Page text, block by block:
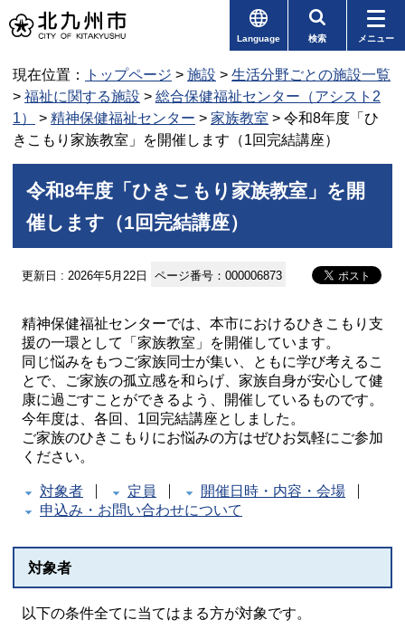
Language 検索 メニュー
現在位置： トップページ > 施設 > 生活分野ごとの施設一覧
> 福祉に関する施設 > 総合保健福祉センター（アシスト2
1）
> 精神保健福祉センター > 家族教室 > 令和8年度「ひ
きこもり家族教室」を開催します（1回完結講座）
令和8年度「ひきこもり家族教室」を開
催します（1回完結講座）
更新日 : 2026年5月22日 ページ番号：000006873
精神保健福祉センターでは、本市におけるひきこもり支
援の一環として「家族教室」を開催しています。
同じ悩みをもつご家族同士が集い、ともに学び考えるこ
とで、ご家族の孤立感を和らげ、家族自身が安心して健
康に過ごすことができるよう、開催しているものです。
今年度は、各回、1回完結講座としました。
ご家族のひきこもりにお悩みの方はぜひお気軽にご参加
ください。
対象者 定員
開催日時・内容・会場
申込み・お問い合わせについて
対象者
以下の条件全てに当てはまる方が対象です。